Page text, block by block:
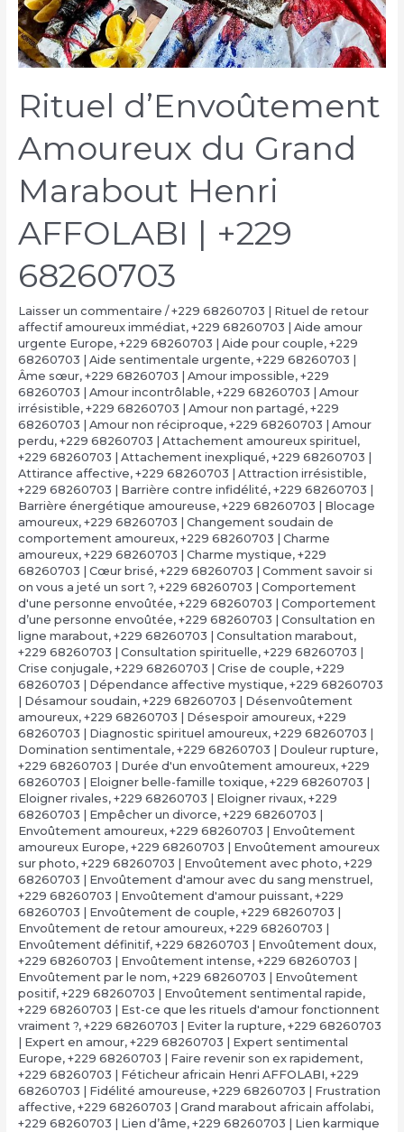
Rituel d’Envoûtement
Amoureux du Grand
Marabout Henri
AFFOLABI | +229
68260703
Laisser un commentaire /+229 68260703 | Rituel de retour
affectif amoureux immédiat, +229 68260703 | Aide amour
urgente Europe, +229 68260703 | Aide pour couple, +229
68260703 | Aide sentimentale urgente, +229 68260703 |
Âme sœur, +229 68260703 | Amour impossible, +229
68260703 | Amour incontrôlable, +229 68260703 | Amour
irrésistible, +229 68260703 | Amour non partagé, +229
68260703 | Amour non réciproque, +229 68260703 | Amour
perdu, +229 68260703 | Attachement amoureux spirituel ,
+229 68260703 | Attachement inexpliqué, +229 68260703 |
Attirance affective, +229 68260703 | Attraction irrésistible,
+229 68260703 | Barrière contre infidélité, +229 68260703 |
Barrière énergétique amoureuse, +229 68260703 | Blocage
amoureux, +229 68260703 | Changement soudain de
comportement amoureux, +229 68260703 | Charme
amoureux, +229 68260703 | Charme mystique, +229
68260703 | Cœur brisé, +229 68260703 | Comment savoir si
on vous a jeté un sort ?, +229 68260703 | Comportement
d'une personne envoûtée, +229 68260703 | Comportement
d’une personne envoûtée, +229 68260703 | Consultation en
ligne marabout, +229 68260703 | Consultation marabout,
+229 68260703 | Consultation spirituelle, +229 68260703 |
Crise conjugale, +229 68260703 | Crise de couple, +229
68260703 | Dépendance affective mystique, +229 68260703
| Désamour soudain, +229 68260703 | Désenvoûtement
amoureux, +229 68260703 | Désespoir amoureux, +229
68260703 | Diagnostic spirituel amoureux, +229 68260703 |
Domination sentimentale, +229 68260703 | Douleur rupture,
+229 68260703 | Durée d'un envoûtement amoureux, +229
68260703 | Eloigner belle-famille toxique, +229 68260703 |
Eloigner rivales, +229 68260703 | Eloigner rivaux, +229
68260703 | Empêcher un divorce, +229 68260703 |
Envoûtement amoureux, +229 68260703 | Envoûtement
amoureux Europe, +229 68260703 | Envoûtement amoureux
sur photo, +229 68260703 | Envoûtement avec photo, +229
68260703 | Envoûtement d'amour avec du sang menstruel ,
+229 68260703 | Envoûtement d'amour puissant, +229
68260703 | Envoûtement de couple, +229 68260703 |
Envoûtement de retour amoureux, +229 68260703 |
Envoûtement définitif, +229 68260703 | Envoûtement doux,
+229 68260703 | Envoûtement intense, +229 68260703 |
Envoûtement par le nom, +229 68260703 | Envoûtement
positif, +229 68260703 | Envoûtement sentimental rapide,
+229 68260703 | Est-ce que les rituels d'amour fonctionnent
vraiment ?, +229 68260703 | Eviter la rupture, +229 68260703
| Expert en amour, +229 68260703 | Expert sentimental
Europe, +229 68260703 | Faire revenir son ex rapidement,
+229 68260703 | Féticheur africain Henri AFFOLABI, +229
68260703 | Fidélité amoureuse, +229 68260703 | Frustration
affective, +229 68260703 | Grand marabout africain affolabi,
+229 68260703 | Lien d’âme, +229 68260703 | Lien karmique